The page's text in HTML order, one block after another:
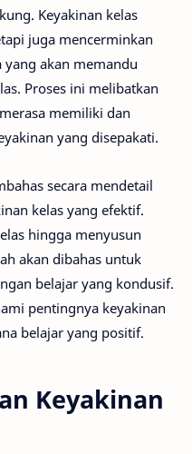
Keyakinan kelas
juga mencerminkan
akan memandu
Proses ini melibatkan
memiliki dan
yang disepakati.
secara mendetail
kelas yang efektif.
hingga menyusun
akan dibahas untuk
belajar yang kondusif.
pentingnya keyakinan
belajar yang positif.
Keyakinan